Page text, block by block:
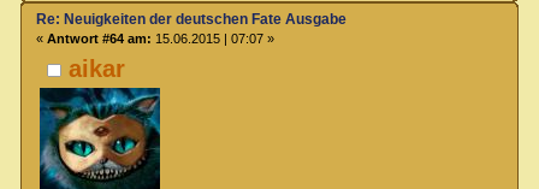
aikar
Re: Neuigkeiten der deutschen Fate Ausgabe
« Antwort #64 am: 15.06.2015 | 07:07 »